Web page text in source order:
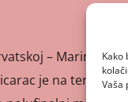
Kako
Vaša
– Marin Čilić
je na terenu